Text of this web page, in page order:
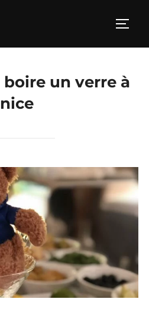
boire un verre à
nice